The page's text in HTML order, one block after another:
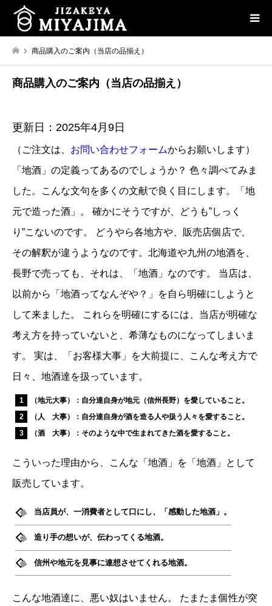
商品購入のご案内（当店の品揃え）
商品購入のご案内（当店の品揃え）
更新日：2025年4月9日
（ご注文は、 お問い合わせフォームからお願いします）
「地酒」の定義ってあるのでしょうか？ 色々調べてみま
した。こんな文句を多くの文献で良く目にします。「地
元で造った酒」。 確かにそうですが、どうも”しっく
り”こないのです。 どうやら各地方や、販売店個店で、
その解釈が違うようなのです。北海道や九州の地酒を、
長野で売っても、それは、「地酒」なのです。 当店は、
以前から「地酒ってなんぞや？」を自ら明確にしようと
して来ました。 これらを明確にするには、当店が明確な
考え方を持っていないと、希薄なものになってしまいま
す。 実は、「お客様大事」を大前提に、こんな考え方で
日々、地酒達を扱っています。
（地元大事）：自分達自身が地元（信州長野）を愛していること。
（人 大事）：自分達自身が酒を造る人や扱う人々を愛すること。
（酒 大事）：そのような中で生まれてきた酒を愛すること。
こういった理由から、こんな「地酒」を「地酒」として
販売しています。
当店員が、一消費者として口にし、「感動した地酒」。
造り手の想いが、伝わってくる地酒。
信州や地元を見事に連想させてくれる地酒。
こんな地酒達に、悪い奴はいません。 たまたま個性が突